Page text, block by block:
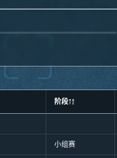
阶段
小组赛